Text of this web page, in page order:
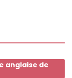
anglaise de